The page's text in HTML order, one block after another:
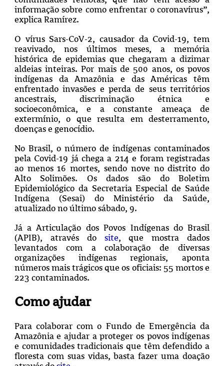
informação sobre como enfrentar o coronavírus”,
explica Ramírez.
O vírus Sars-CoV-2, causador da Covid-19, tem
reavivado, nos últimos meses, a memória
histórica de epidemias que chegaram a dizimar
aldeias inteiras. Por mais de 500 anos, os povos
indígenas da Amazônia e das Américas têm
enfrentado invasões e perda de seus territórios
ancestrais, discriminação étnica e
socioeconômica, e a constante ameaça de
extermínio, o que resulta em desterramento,
doenças e genocídio.
No Brasil, o número de indígenas contaminados
pela Covid-19 já chega a 214 e foram registradas
ao menos 16 mortes, sendo nove no distrito do
Alto Solimões. Os dados são do Boletim
Epidemiológico da Secretaria Especial de Saúde
Indígena (Sesai) do Ministério da Saúde,
atualizado no último sábado, 9.
Já a Articulação dos Povos Indígenas do Brasil
(APIB), através do site, que mostra dados
levantados com a colaboração de diversas
organizações indígenas regionais, aponta
números mais trágicos que os oficiais: 55 mortos e
223 contaminados.
Como ajudar
Para colaborar com o Fundo de Emergência da
Amazônia e ajudar a proteger os povos indígenas
e comunidades tradicionais que têm defendido a
floresta com suas vidas, basta fazer uma doação